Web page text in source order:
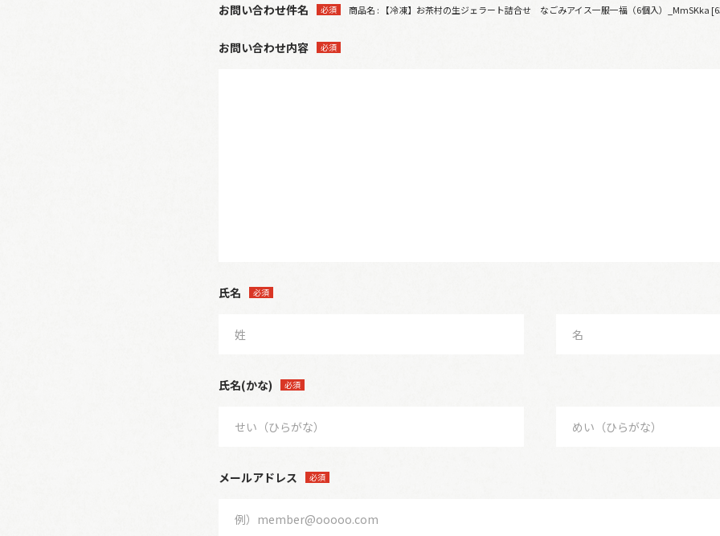
お問い合わせ件名 必須 商品名 : 【冷凍】お茶村の生ジェラート詰合せ なごみアイス一服一福（6個入）_MmSKka
お問い合わせ内容 必須
氏名 必須
氏名(かな) 必須
メールアドレス 必須